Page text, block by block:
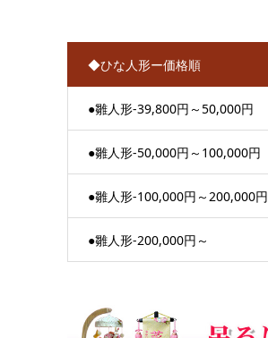
◆ひな人形ー価格順
●雛人形-39,800円～50,000円
●雛人形-50,000円～100,000円
●雛人形-100,000円～200,000円
●雛人形-200,000円～